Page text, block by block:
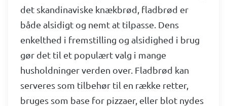
det skandinaviske knækbrød, fladbrød er
både alsidigt og nemt at tilpasse. Dens
enkelthed i fremstilling og alsidighed i brug
gør det til et populært valg i mange
husholdninger verden over. Fladbrød kan
serveres som tilbehør til en række retter,
bruges som base for pizzaer, eller blot nydes